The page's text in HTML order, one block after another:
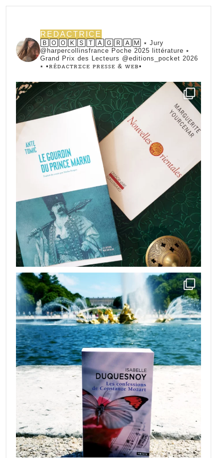
REDACTRICE
🄱🄾🄾🄺🅂🅃🄰🄶🅁🄰🄼 ⭑ Jury
@harpercollinsfrance Poche 2025 littérature ⭑
Grand Prix des Lecteurs @editions_pocket 2026
⭑ •ꭱꭼ́ꭰꭺꮯꭲꭱꮖꮯꭼ ꮲꭱꭼꮪꮪꭼ & ꮃꭼᏼ•